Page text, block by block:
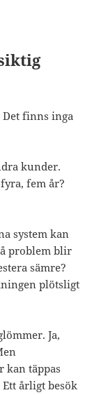
finns inga
kunder.
fem år?
system kan
problem blir
sämre?
plötsligt
Ja,
täppas
årligt besök